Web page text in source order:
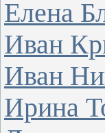
Елена
Иван
Иван
Ирина